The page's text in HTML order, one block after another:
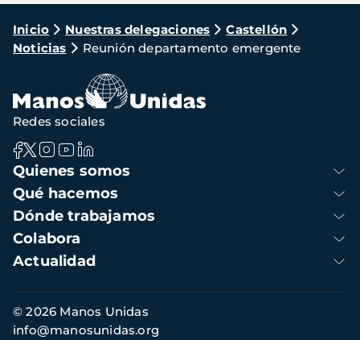
Ruta
de
navegación
Inicio Nuestras delegaciones
Castellón
Noticias
Reunión departamento emergente
Navegación
principal
Quienes somos
Qué hacemos
Dónde trabajamos
Colabora
Actualidad
Redes sociales
Información
de
© 2026 Manos Unidas
info@manosunidas.org